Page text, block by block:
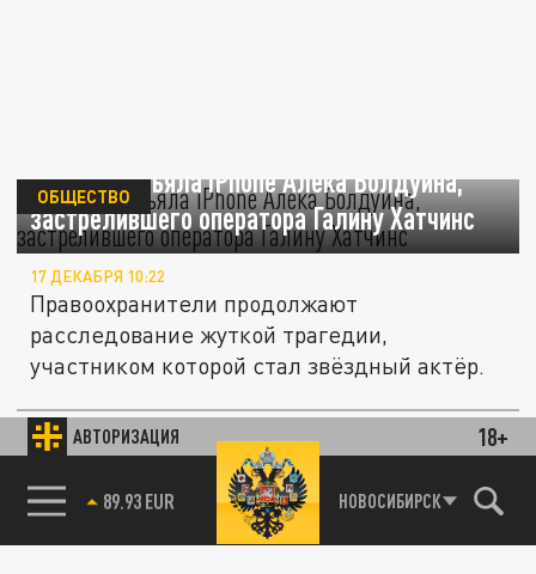
АВТОРИЗАЦИЯ 18+
85.64 BRENT НОВОСИБИРСК
Полиция изъяла iPhone Алека Болдуина,
застрелившего оператора Галину Хатчинс
ОБЩЕСТВО
17 ДЕКАБРЯ 10:22
Правоохранители продолжают
расследование жуткой трагедии,
участником которой стал звёздный актёр.
ОБЩЕСТВО